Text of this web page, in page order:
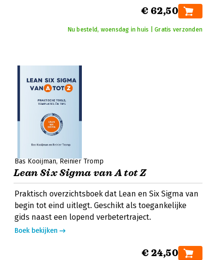
€ 62,50
Nu besteld, woensdag in huis | Gratis verzonden
Bas Kooijman Reinier Tromp
Lean Six Sigma van A tot Z
Praktisch overzichtsboek dat Lean en Six Sigma van
begin tot eind uitlegt. Geschikt als toegankelijke
gids naast een lopend verbetertraject.
Boek bekijken
€ 24,50